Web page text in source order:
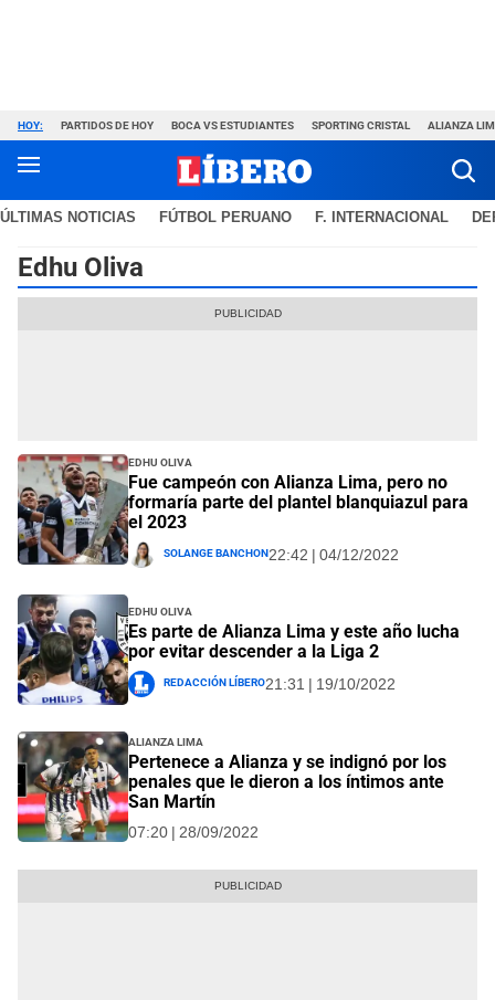
HOY: PARTIDOS DE HOY BOCA VS ESTUDIANTES SPORTING CRISTAL ALIANZA
ÚLTIMAS NOTICIAS FÚTBOL PERUANO F. INTERNACIONAL
Edhu Oliva
Edhu Oliva
Fue campeón con Alianza Lima, pero no
formaría parte del plantel blanquiazul para
el 2023
Solange Banchon22:42 | 04/12/2022
Edhu Oliva
Es parte de Alianza Lima y este año lucha
por evitar descender a la Liga 2
Redacción Líbero21:31 | 19/10/2022
Alianza Lima
Pertenece a Alianza y se indignó por los
penales que le dieron a los íntimos ante
San Martín
07:20 | 28/09/2022